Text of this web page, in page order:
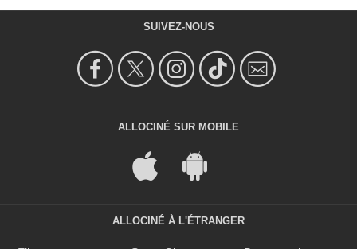
SUIVEZ-NOUS
ALLOCINÉ SUR MOBILE
ALLOCINÉ À L'ÉTRANGER